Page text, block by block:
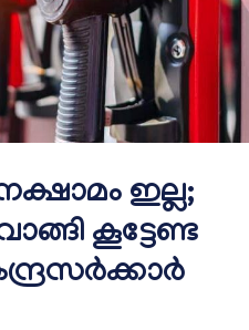
ഇല്ല;
കൂട്ടേണ്ട